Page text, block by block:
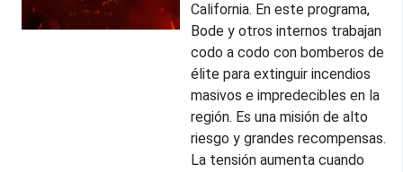
California. En este programa,
Bode y otros internos trabajan
codo a codo con bomberos de
élite para extinguir incendios
masivos e impredecibles en la
región. Es una misión de alto
riesgo y grandes recompensas.
La tensión aumenta cuando